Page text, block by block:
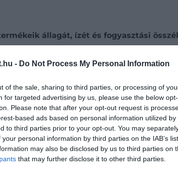
- Do Not Process My Personal Information
of the sale, sharing to third parties, or processing of
for targeted advertising by us, please use the below
Please note that after your opt-out request is
based ads based on personal information utilized
to third parties prior to your opt-out. You may
personal information by third parties on the IAB’s
may also be disclosed by us to third parties on
that may further disclose it to other third parties.
állagát, ízét és fogyasztási